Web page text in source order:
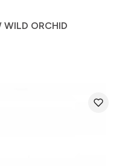
ORCHID